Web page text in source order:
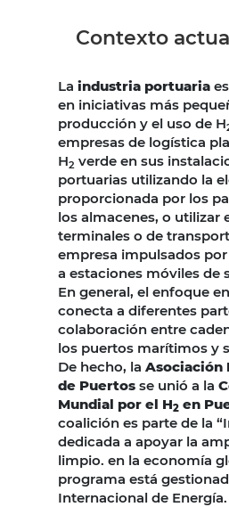
Contexto
La industria portuaria
en iniciativas más
producción y el uso de H
empresas de logística
H2 verde en sus
portuarias utilizando la
proporcionada por los
los almacenes, o utilizar
terminales o de
empresa impulsados ​​por
a estaciones móviles de
En general, el enfoque
conecta a diferentes
colaboración entre
los puertos marítimos y
De hecho, la Asociación
de Puertos se unió a la
Mundial por el H2 en
coalición es parte de la
dedicada a apoyar la
limpio. en la economía
programa está
Internacional de Energía.